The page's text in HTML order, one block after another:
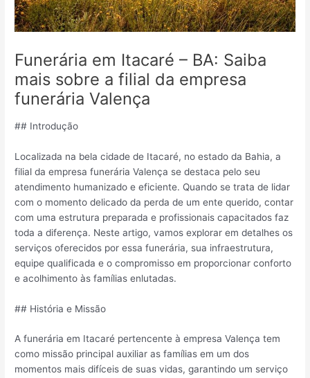
Funerária em Itacaré – BA: Saiba
mais sobre a filial da empresa
funerária Valença
## Introdução
Localizada na bela cidade de Itacaré, no estado da Bahia, a
filial da empresa funerária Valença se destaca pelo seu
atendimento humanizado e eficiente. Quando se trata de lidar
com o momento delicado da perda de um ente querido, contar
com uma estrutura preparada e profissionais capacitados faz
toda a diferença. Neste artigo, vamos explorar em detalhes os
serviços oferecidos por essa funerária, sua infraestrutura,
equipe qualificada e o compromisso em proporcionar conforto
e acolhimento às famílias enlutadas.
## História e Missão
A funerária em Itacaré pertencente à empresa Valença tem
como missão principal auxiliar as famílias em um dos
momentos mais difíceis de suas vidas, garantindo um serviço